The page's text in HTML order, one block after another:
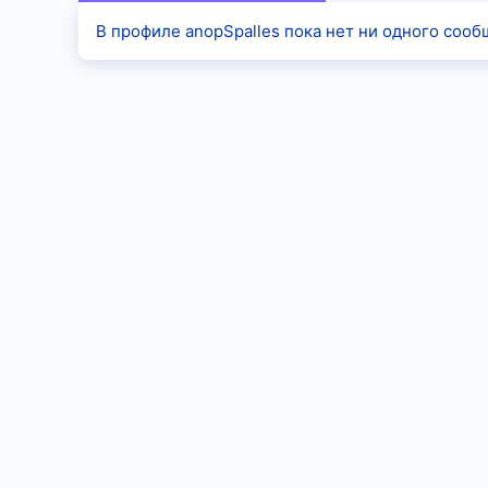
В профиле anopSpalles пока нет ни одного